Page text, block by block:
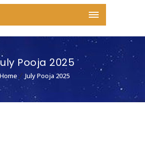
Pooja 2025
Home July Pooja 2025